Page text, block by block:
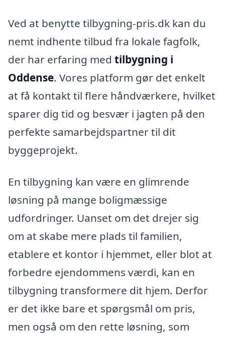
Ved at benytte tilbygning-pris.dk kan du
nemt indhente tilbud fra lokale fagfolk,
der har erfaring med tilbygning i
Oddense. Vores platform gør det enkelt
at få kontakt til flere håndværkere, hvilket
sparer dig tid og besvær i jagten på den
perfekte samarbejdspartner til dit
byggeprojekt.
En tilbygning kan være en glimrende
løsning på mange boligmæssige
udfordringer. Uanset om det drejer sig
om at skabe mere plads til familien,
etablere et kontor i hjemmet, eller blot at
forbedre ejendommens værdi, kan en
tilbygning transformere dit hjem. Derfor
er det ikke bare et spørgsmål om pris,
men også om den rette løsning, som